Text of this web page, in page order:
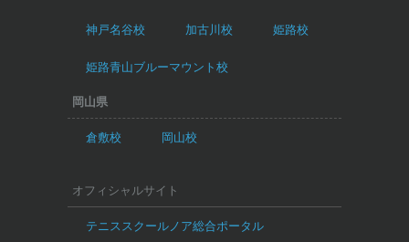
神戸名谷校 加古川校 姫路校
姫路青山ブルーマウント校
岡山県
倉敷校 岡山校
オフィシャルサイト
テニススクールノア総合ポータル